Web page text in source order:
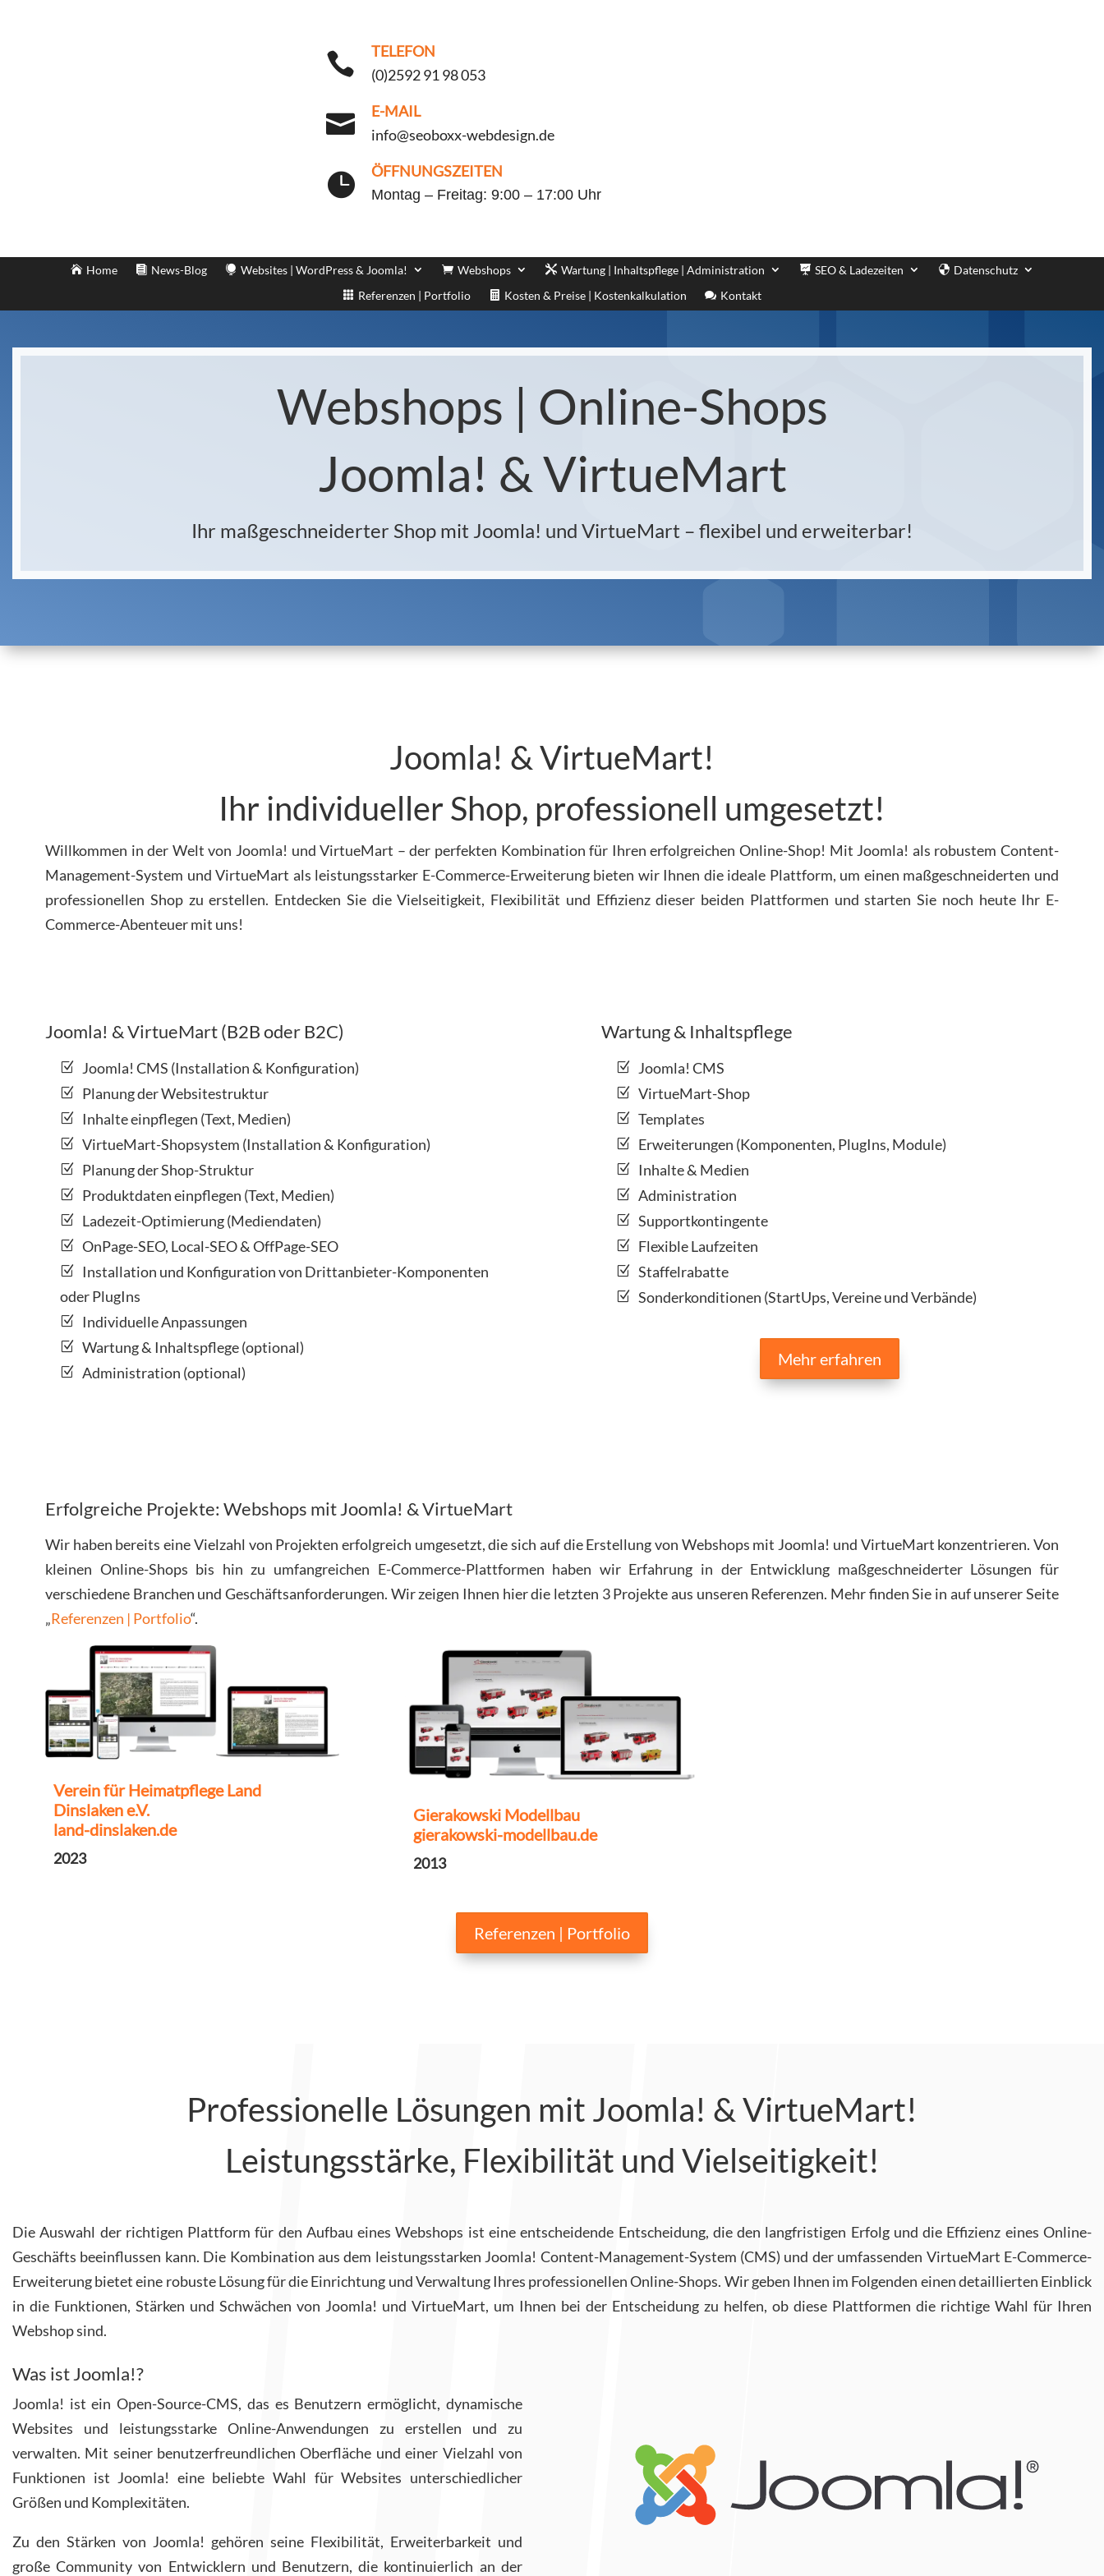

TELEFON
(0)2592 91 98 053

E-MAIL
info@seoboxx-webdesign.de
 ÖFFNUNGSZEITEN
Montag – Freitag: 9:00 – 17:00 Uhr
Home News-Blog Websites | WordPress & Joomla! Webshops Wartung | Inhaltspflege | Administration SEO & Ladezeiten
Datenschutz
Referenzen | Portfolio
Kosten & Preise | Kostenkalkulation Kontakt
Webshops | Online-Shops
Joomla! & VirtueMart
Ihr maßgeschneiderter Shop mit Joomla! und VirtueMart – flexibel und erweiterbar!
Joomla! & VirtueMart!
Ihr individueller Shop, professionell umgesetzt!
Willkommen in der Welt von Joomla! und VirtueMart – der perfekten Kombination für Ihren erfolgreichen Online-Shop! Mit Joomla! als robustem Content-
Management-System und VirtueMart als leistungsstarker E-Commerce-Erweiterung bieten wir Ihnen die ideale Plattform, um einen maßgeschneiderten und
professionellen Shop zu erstellen. Entdecken Sie die Vielseitigkeit, Flexibilität und Effizienz dieser beiden Plattformen und starten Sie noch heute Ihr E-
Commerce-Abenteuer mit uns!
Joomla! & VirtueMart (B2B oder B2C)
Joomla! CMS (Installation & Konfiguration)
Planung der Websitestruktur
Inhalte einpflegen (Text, Medien)
VirtueMart-Shopsystem (Installation & Konfiguration)
Planung der Shop-Struktur
Produktdaten einpflegen (Text, Medien)
Ladezeit-Optimierung (Mediendaten)
OnPage-SEO, Local-SEO & OffPage-SEO
Installation und Konfiguration von Drittanbieter-Komponenten
oder PlugIns
Individuelle Anpassungen
Wartung & Inhaltspflege (optional)
Administration (optional)
Wartung & Inhaltspflege
Joomla! CMS
VirtueMart-Shop
Templates
Erweiterungen (Komponenten, PlugIns, Module)
Inhalte & Medien
Administration
Supportkontingente
Flexible Laufzeiten
Staffelrabatte
Sonderkonditionen (StartUps, Vereine und Verbände)
Mehr erfahren
Erfolgreiche Projekte: Webshops mit Joomla! & VirtueMart
Wir haben bereits eine Vielzahl von Projekten erfolgreich umgesetzt, die sich auf die Erstellung von Webshops mit Joomla! und VirtueMart konzentrieren. Von
kleinen Online-Shops bis hin zu umfangreichen E-Commerce-Plattformen haben wir Erfahrung in der Entwicklung maßgeschneiderter Lösungen für
verschiedene Branchen und Geschäftsanforderungen. Wir zeigen Ihnen hier die letzten 3 Projekte aus unseren Referenzen. Mehr finden Sie in auf unserer Seite
„Referenzen | Portfolio“.
Verein für Heimatpflege Land
Dinslaken e.V.
land-dinslaken.de
2023
Gierakowski Modellbau
gierakowski-modellbau.de
2013
Referenzen | Portfolio
Professionelle Lösungen mit Joomla! & VirtueMart!
Leistungsstärke, Flexibilität und Vielseitigkeit!
Die Auswahl der richtigen Plattform für den Aufbau eines Webshops ist eine entscheidende Entscheidung, die den langfristigen Erfolg und die Effizienz eines Online-
Geschäfts beeinflussen kann. Die Kombination aus dem leistungsstarken Joomla! Content-Management-System (CMS) und der umfassenden VirtueMart E-Commerce-
Erweiterung bietet eine robuste Lösung für die Einrichtung und Verwaltung Ihres professionellen Online-Shops. Wir geben Ihnen im Folgenden einen detaillierten Einblick
in die Funktionen, Stärken und Schwächen von Joomla! und VirtueMart, um Ihnen bei der Entscheidung zu helfen, ob diese Plattformen die richtige Wahl für Ihren
Webshop sind.
Was ist Joomla!?
Joomla! ist ein Open-Source-CMS, das es Benutzern ermöglicht, dynamische
Websites und leistungsstarke Online-Anwendungen zu erstellen und zu
verwalten. Mit seiner benutzerfreundlichen Oberfläche und einer Vielzahl von
Funktionen ist Joomla! eine beliebte Wahl für Websites unterschiedlicher
Größen und Komplexitäten.
Zu den Stärken von Joomla! gehören seine Flexibilität, Erweiterbarkeit und
große Community von Entwicklern und Benutzern, die kontinuierlich an der